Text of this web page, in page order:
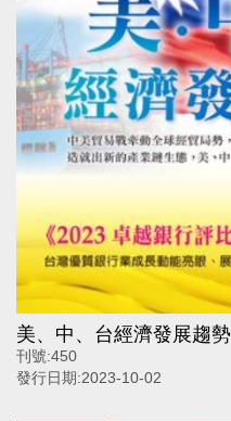
美、中、台經濟發展趨勢
刊號:450
發行日期:2023-10-02